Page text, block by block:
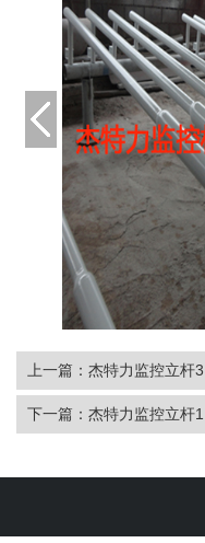
上一篇：杰特力监控立杆3
下一篇：杰特力监控立杆1